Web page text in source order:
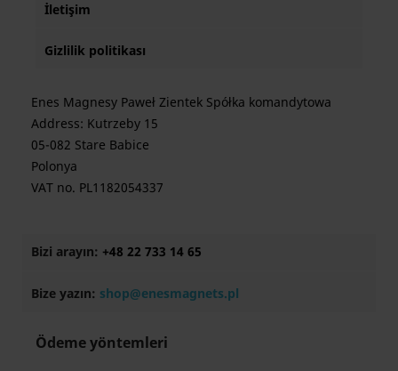
İletişim
Gizlilik politikası
Enes Magnesy Paweł Zientek Spółka komandytowa
Address: Kutrzeby 15
05-082 Stare Babice
Polonya
VAT no. PL1182054337
Bizi arayın: +48 22 733 14 65
Bize yazın: shop@enesmagnets.pl
Ödeme yöntemleri